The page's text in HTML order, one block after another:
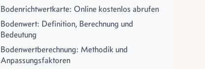
Bodenrichtwertkarte: Online kostenlos abrufen
Bodenwert: Definition, Berechnung und
Bedeutung
Bodenwertberechnung: Methodik und
Anpassungsfaktoren